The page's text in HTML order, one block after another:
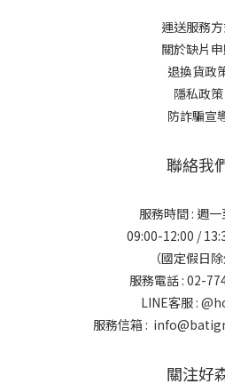
運送服務
關於缺片
退換貨政
隱私政策
防詐騙宣
聯絡我
服務時間 : 週
09:00-12:00 /
（國定假日除
服務電話 : 02-
LINE客服 :
服務信箱 :
關注好